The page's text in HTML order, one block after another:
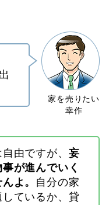
由ですが、 妄
が進んでいく
よ。 自分の家
ているか、貸